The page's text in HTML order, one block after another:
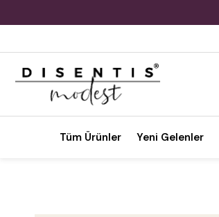
Tüm Ürünler Yeni Gelenler